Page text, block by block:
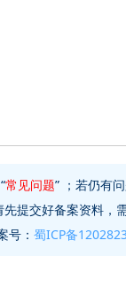
常见问题” ；若仍有
先提交好备案资料
号： 蜀ICP备